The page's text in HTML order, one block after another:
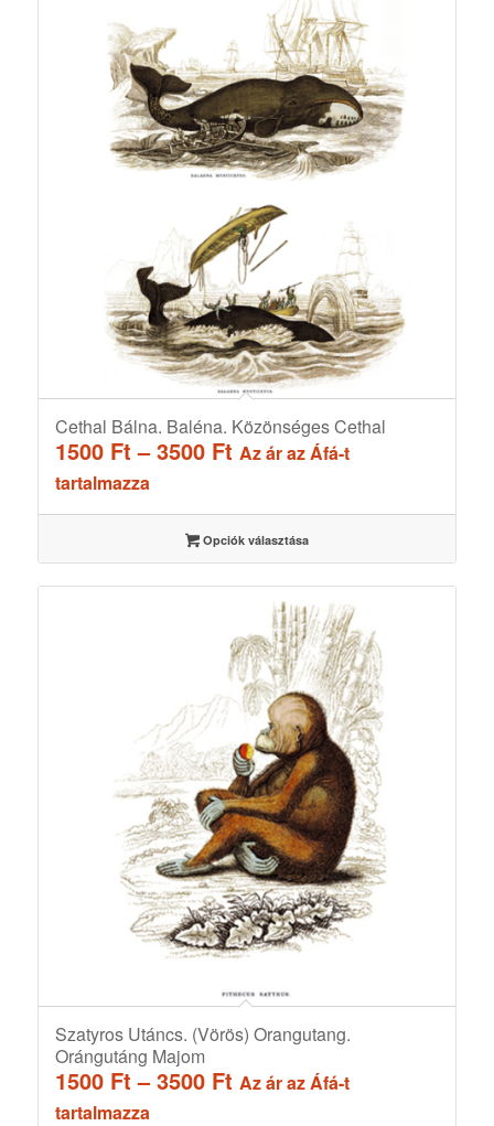
Cethal Bálna. Baléna. Közönséges Cethal
1500 Ft – 3500 FtÁrtartomány:
3500 Ft
Az ár az Áfá-t
tartalmazza
Opciók választása
Szatyros Utáncs. (Vörös) Orangutang.
Orángutáng Majom
1500 Ft – 3500 FtÁrtartomány:
Az ár az Áfá-t
tartalmazza